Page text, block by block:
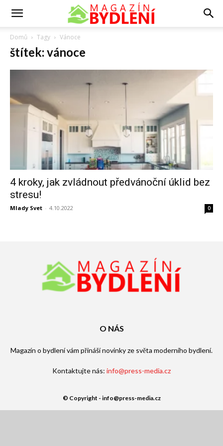
Domů Tagy Vánoce
štítek: vánoce
4 kroky, jak zvládnout předvánoční úklid bez
stresu!
Mlady Svet - 4.10.2022 0
O NÁS
Magazín o bydlení vám přináší novinky ze světa moderního bydlení.
Kontaktujte nás: info@press-media.cz
© Copyright - info@press-media.cz